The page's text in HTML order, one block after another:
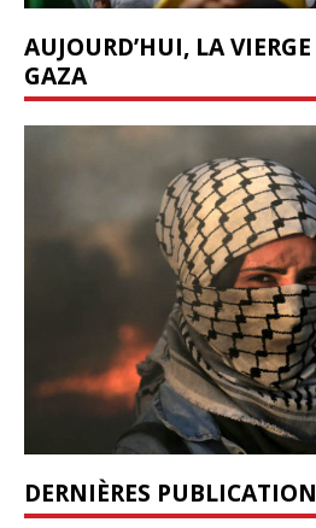
AUJOURD’HUI, LA
GAZA
DERNIÈRES